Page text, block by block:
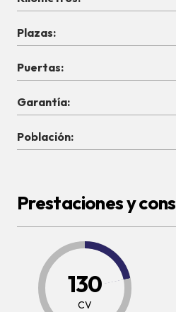
Plazas:
Puertas:
Garantía:
Población:
Prestaciones y
130
CV